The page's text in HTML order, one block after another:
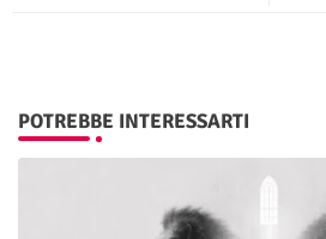
POTREBBE INTERESSARTI